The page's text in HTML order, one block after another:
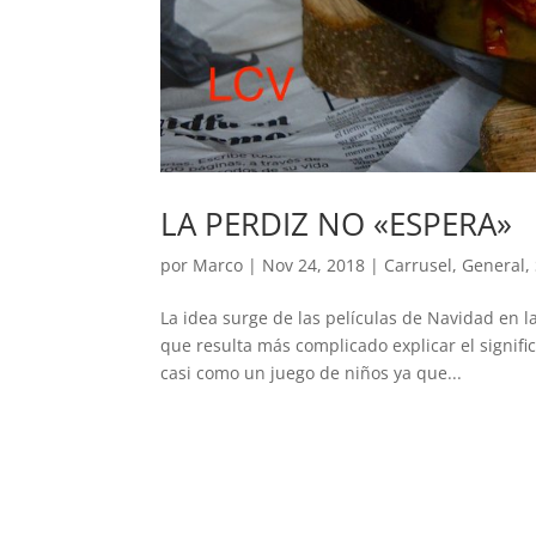
LA PERDIZ NO «ESPERA»
por Marco | Nov 24, 2018 | Carrusel, General,
La idea surge de las películas de Navidad en
que resulta más complicado explicar el
casi como un juego de niños ya que...